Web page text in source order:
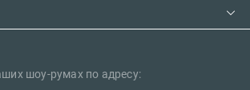
с фабрики
шоу-румах по адресу: